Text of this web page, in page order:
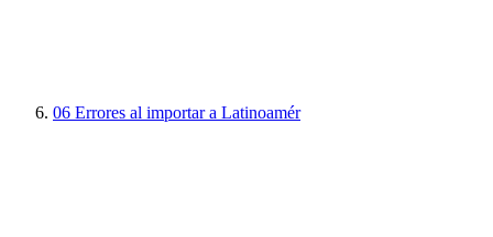
06 Errores al importar a Latinoamér